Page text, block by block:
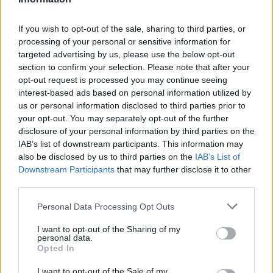
If you wish to opt-out of the sale, sharing to third parties, or
processing of your personal or sensitive information for
targeted advertising by us, please use the below opt-out
section to confirm your selection. Please note that after your
opt-out request is processed you may continue seeing
interest-based ads based on personal information utilized by
us or personal information disclosed to third parties prior to
your opt-out. You may separately opt-out of the further
disclosure of your personal information by third parties on the
IAB’s list of downstream participants. This information may
also be disclosed by us to third parties on the IAB’s List of
Downstream Participants that may further disclose it to other
Please note that this website/app uses one or more Google
not limited to your visit or usage behaviour. You may click to
grant or deny consent to Google and its third-party tags to
use your data for below specified purposes in below Google
consent section.
Personal Data Processing Opt Outs
I want to opt-out of the Sharing of my
personal data.
Opted In
Γιάννινα από τη ΔΕΑΒ λόγω ρίψης μπουκαλιών από
την εξέδρα στο ντέρμπι με την ΑΕΛ